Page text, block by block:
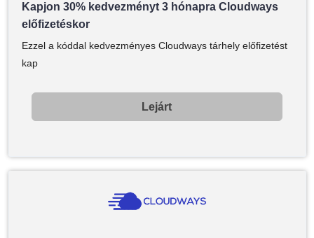
Kapjon 30% kedvezményt 3 hónapra Cloudways
előfizetéskor
Ezzel a kóddal kedvezményes Cloudways tárhely előfizetést
kap
Lejárt